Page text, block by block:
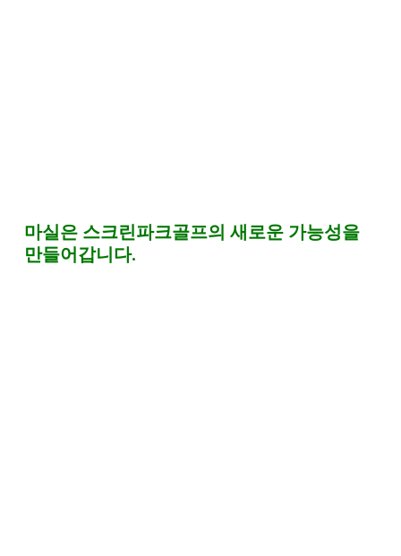
마실은 스크린파크골프의 새로운 가능성을
만들어갑니다.